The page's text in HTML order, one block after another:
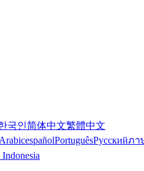
국인简体中文繁體中文
ArabicespañolPortuguêsРусскийภา
Indonesia